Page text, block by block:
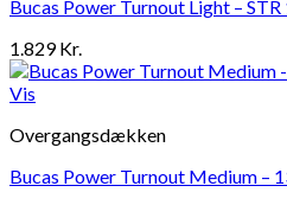
Bucas Power Turnout Light –
1.829Kr.
Vis
Overgangsdækken
Bucas Power Turnout Medium –